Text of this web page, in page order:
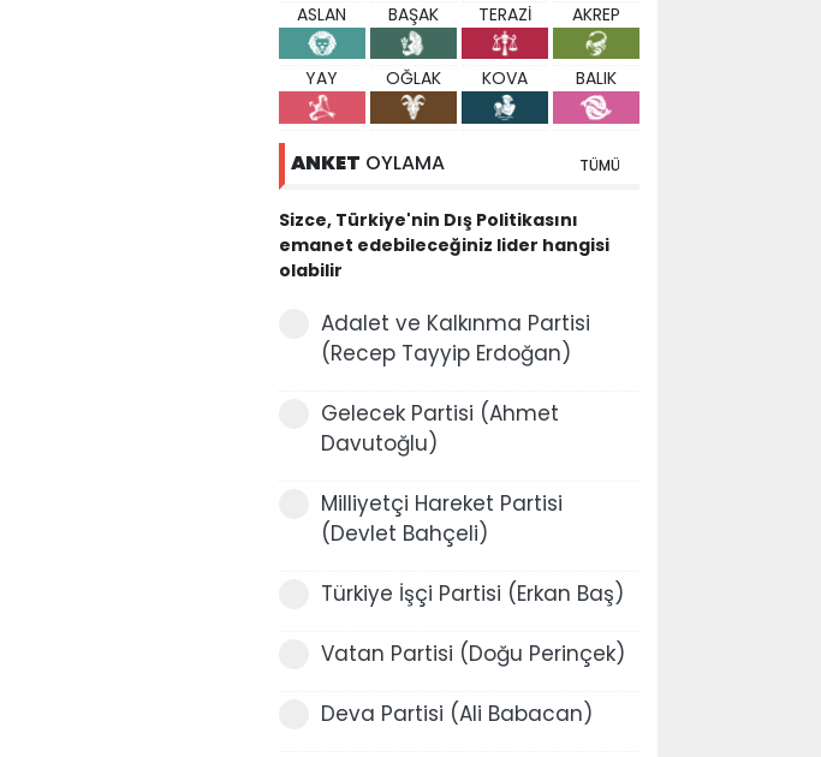
ASLAN BAŞAK TERAZİ AKREP
YAY OĞLAK KOVA BALIK
ANKET OYLAMA TÜMÜ
Sizce, Türkiye'nin Dış Politikasını
emanet edebileceğiniz lider hangisi
olabilir
Adalet ve Kalkınma Partisi
(Recep Tayyip Erdoğan)
Gelecek Partisi (Ahmet
Davutoğlu)
Milliyetçi Hareket Partisi
(Devlet Bahçeli)
Türkiye İşçi Partisi (Erkan Baş)
Vatan Partisi (Doğu Perinçek)
Deva Partisi (Ali Babacan)